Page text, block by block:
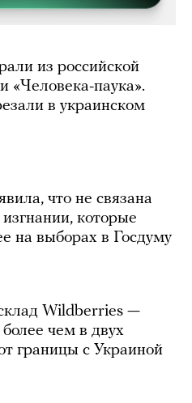
из российской
«Человека-паука».
в украинском
что не связана
которые
на выборах в Госдуму
Wildberries —
чем в двух
границы с Украиной